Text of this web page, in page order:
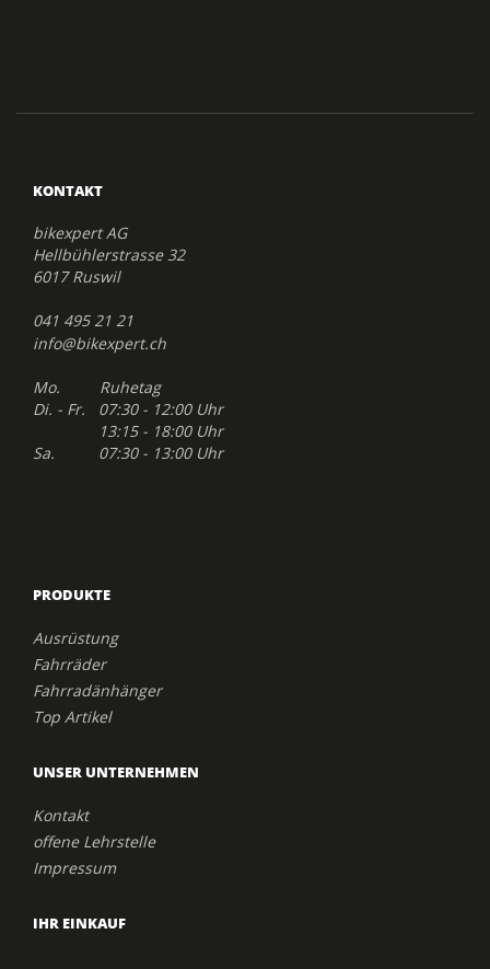
KONTAKT
bikexpert AG
Hellbühlerstrasse 32
6017 Ruswil
041 495 21 21
info@bikexpert.ch
Mo. Ruhetag
Di. - Fr. 07:30 - 12:00 Uhr
13:15 - 18:00 Uhr
Sa. 07:30 - 13:00 Uhr
PRODUKTE
Ausrüstung
Fahrräder
Fahrradänhänger
Top Artikel
UNSER UNTERNEHMEN
Kontakt
offene Lehrstelle
Impressum
IHR EINKAUF